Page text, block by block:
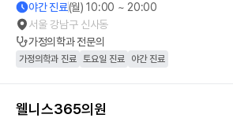
야간 진료(월) 10:00 ~ 20:00
서울 강남구 신사동
가정의학과전문의
가정의학과 진료 토요일 진료 야간 진료
웰니스365의원